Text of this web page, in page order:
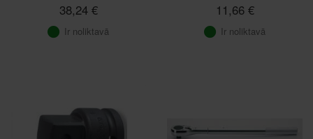
38,24 €
Ir noliktavā
11,66 €
Ir noliktavā